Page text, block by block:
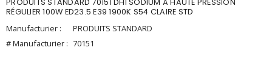
PRODUITS STANDARD 70151 DHI SODIUM À HAUTE PRESSION
RÉGULIER 100W ED23.5 E39 1900K S54 CLAIRE STD
Manufacturier :
PRODUITS STANDARD
# Manufacturier : 70151